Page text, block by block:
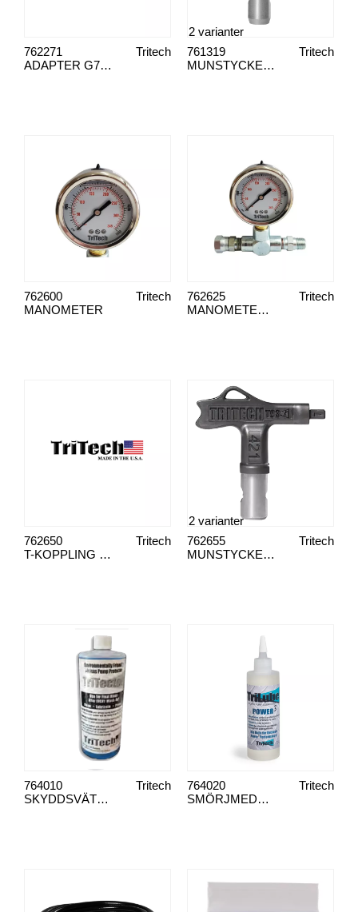
ADAPTER G7/8"XF11/16"
Tritech
762271
MUNSTYCKE T93R SHARP LINER
Tritech
761319
2 varianter
MANOMETER
Tritech
762600
MANOMETERSATS TRITECH 1/4"
Tritech
762625
T-KOPPLING 1/4"X1/4"
Tritech
762650
MUNSTYCKE TRITECH T93R MAXX
Tritech
762655
2 varianter
SKYDDSVÄTSKA TRITECTOR 0,95 L
Tritech
764010
SMÖRJMEDEL TRILUBE 236 ML
Tritech
764020